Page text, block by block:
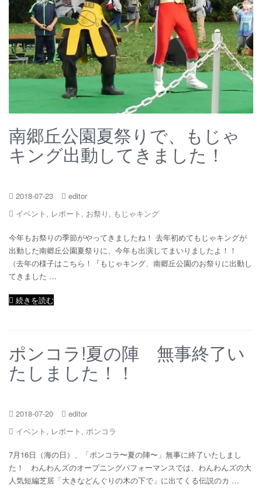
南郷丘公園夏祭りで、もじゃ
キング出動してきました！
2018-07-23
editor
イベント , レポート , お祭り , もじゃキング
今年もお祭りの季節がやってきましたね！ 去年初めてもじゃキングが
出動した南郷丘公園夏祭りに、今年も出演してまいりましたよ！！
（去年の様子はこちら！『もじゃキング、南郷丘公園のお祭りに出動し
てきました …
続きを読む
ポンコラ!夏の陣 無事終了い
たしました！！
2018-07-20
editor
イベント , レポート , ポンコラ
7月16日（海の日）、「ポンコラ〜夏の陣〜」無事に終了いたしまし
た！ わんわんズのオープニングパフォーマンスでは、わんわんズの大
人気短編芝居「大きなどんぐりの木の下で」に出てくる伝説のカ …